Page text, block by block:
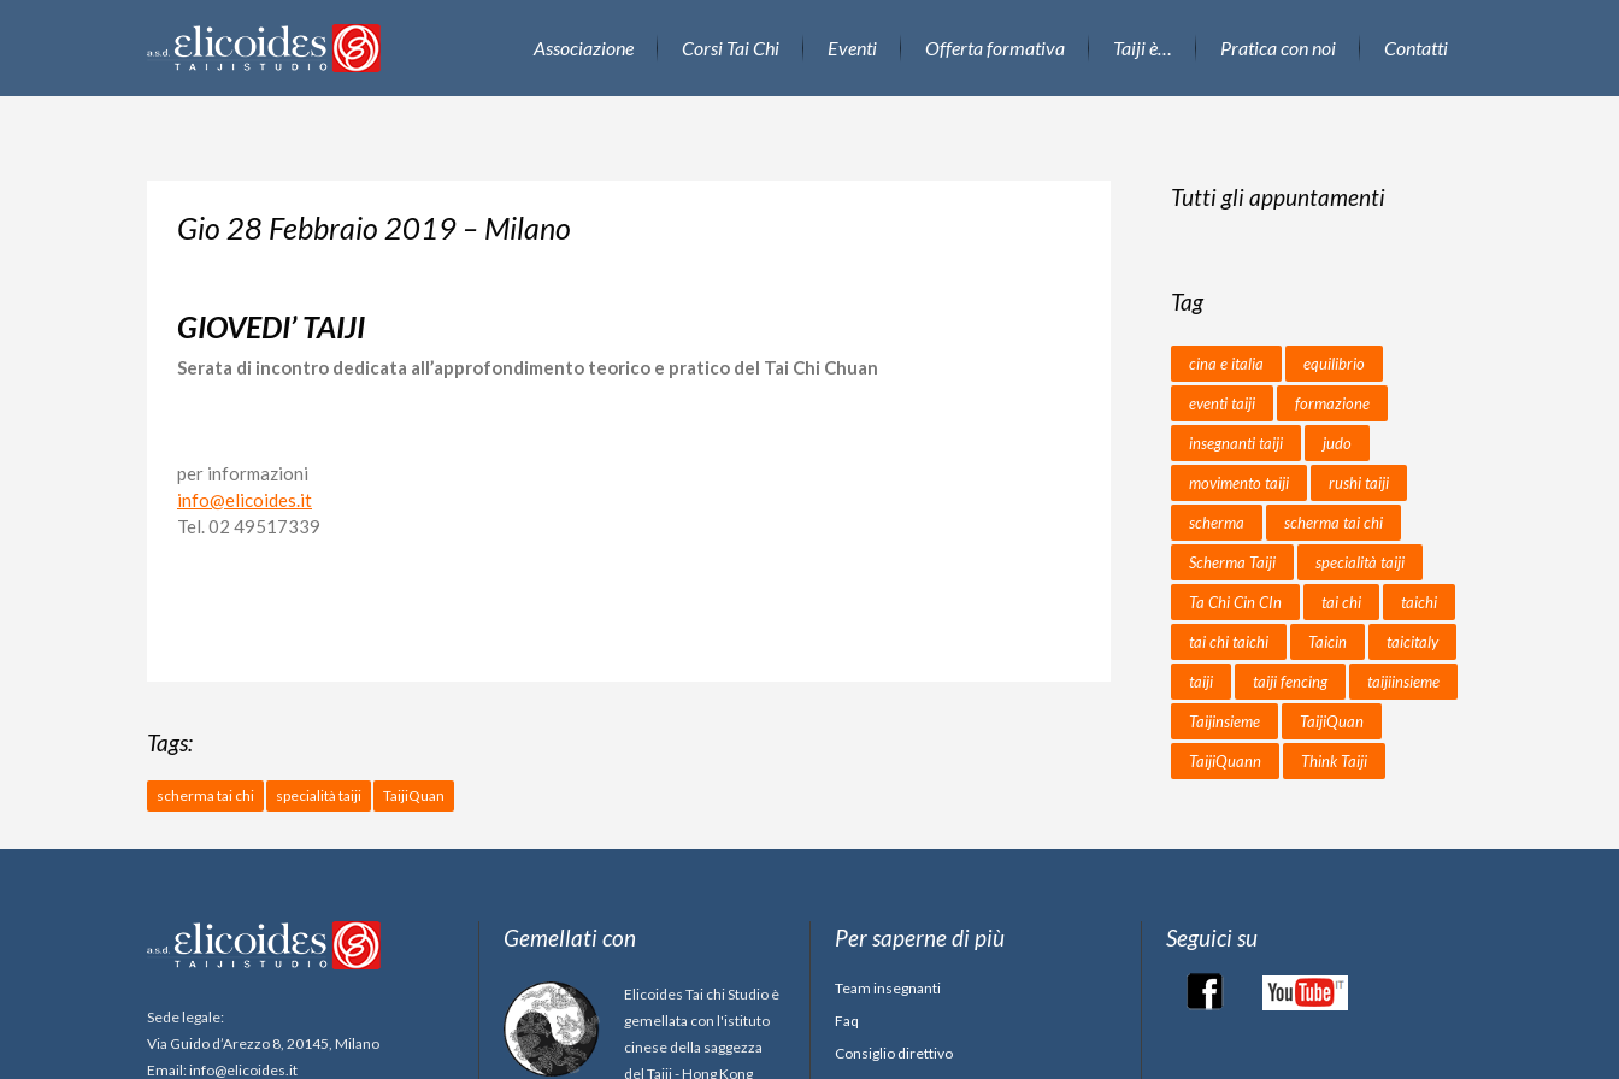
Associazione Corsi Tai Chi Eventi Offerta formativa Taiji è… Pratica con noi Contatti
Gio 28 Febbraio 2019 – Milano
GIOVEDI’ TAIJI
Serata di incontro dedicata all’approfondimento teorico e pratico del Tai Chi Chuan
per informazioni
info@elicoides.it
Tel. 02 49517339
Tags:
scherma tai chi specialità taiji TaijiQuan
Tutti gli appuntamenti
Tag
cina e italia equilibrio
eventi taiji formazione
insegnanti taiji judo
movimento taiji rushi taiji
scherma scherma tai chi
Scherma Taiji specialità taiji
Ta Chi Cin CIn tai chi taichi
tai chi taichi Taicin taicitaly
taiji taiji fencing taijiinsieme
Taijinsieme TaijiQuan
TaijiQuann Think Taiji
Sede legale:
Via Guido d’Arezzo 8, 20145, Milano
Email: info@elicoides.it
Gemellati con
Elicoides Tai chi Studio è
gemellata con l'istituto
cinese della saggezza
del Taiji - Hong Kong
Per saperne di più
Team insegnanti
Faq
Consiglio direttivo
Seguici su